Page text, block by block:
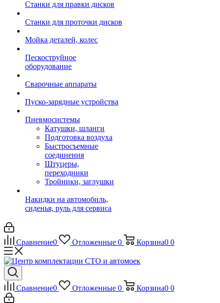
Станки для правки дисков
Станки для проточки дисков
Мойка деталей, колес
Пескоструйное
оборудование
Сварочные аппараты
Пуско-зарядные устройства
Пневмосистемы
Катушки, шланги
Подготовка воздуха
Быстросъемные
соединения
Штуцеры,
переходники
Тройники, заглушки
Накидки на автомобиль,
сиденья, руль для сервиса
Сравнение0 Отложенные 0 Корзина0 0
Сравнение0 Отложенные 0 Корзина0 0